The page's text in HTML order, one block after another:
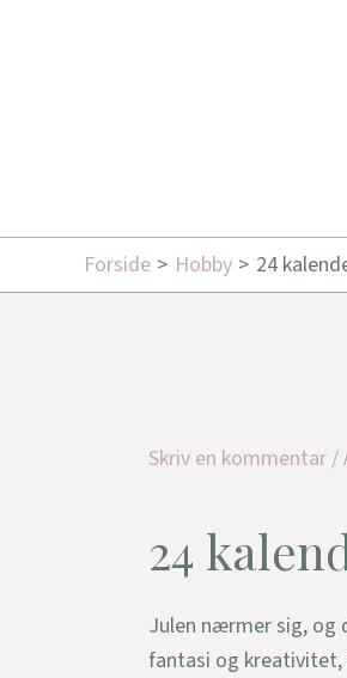
Forside Hobby 24
Skriv en kommentar/
24
Julen nærmer sig, og
fantasi og kreativitet,